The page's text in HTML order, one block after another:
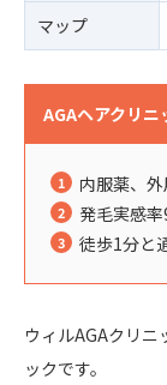
マップ
AGAヘアクリ
内服薬、
発毛実感
徒歩1分と
ウィルAGAクリ
ックです。